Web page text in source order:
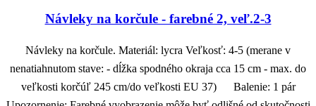
Návleky na korčule - farebné 2, veľ.2-3
Návleky na korčule. Materiál: lycra Veľkosť: 4-5 (merane v
nenatiahnutom stave: - dĺžka spodného okraja cca 15 cm - max. do
veľkosti korčúľ 245 cm/do veľkosti EU 37) Balenie: 1 pár